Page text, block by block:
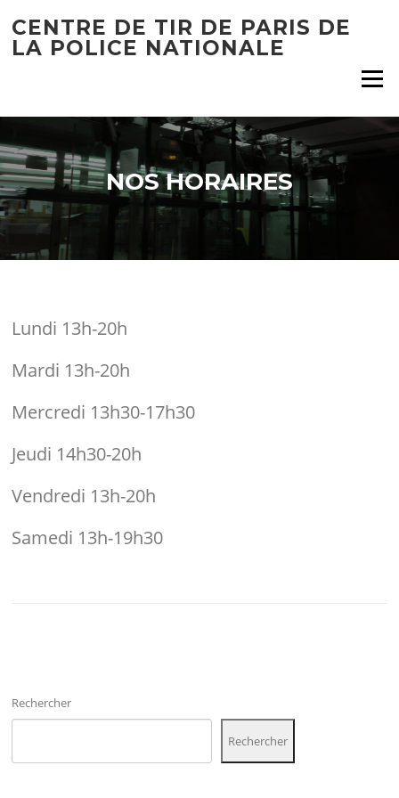
contenu
CENTRE DE TIR DE PARIS DE
LA POLICE NATIONALE
Menu
NOS HORAIRES
Lundi 13h-20h
Mardi 13h-20h
Mercredi 13h30-17h30
Jeudi 14h30-20h
Vendredi 13h-20h
Samedi 13h-19h30
Rechercher
Rechercher